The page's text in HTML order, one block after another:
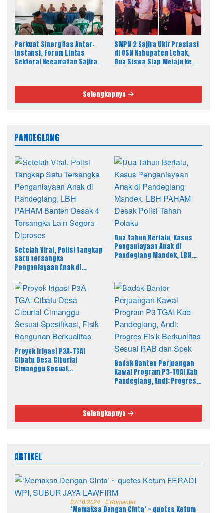
Perkuat Sinergitas Antar-
Instansi, Forum Lintas
Sektoral Kecamatan Sajira
SMPN 2 Sajira Ukir Prestasi
di OSN Kabupaten Lebak,
Dua Siswa Siap Melaju ke
Selengkapnya
PANDEGLANG
Setelah Viral, Polisi Tangkap
Satu Tersangka
Penganiayaan Anak di
Banten Desak 4 Tersangka
Lain Segera Diproses
Dua Tahun Berlalu, Kasus
Penganiayaan Anak di
Pandeglang Mandek, LBH
Proyek Irigasi P3A-TGAI
Cibatu Desa Ciburial
Cimanggu Sesuai
Badak Banten Perjuangan
Kawal Program P3-TGAI Kab
Pandeglang, Andi: Progres
Selengkapnya
ARTIKEL
07/10/2024 0 Komentar
‘Memaksa Dengan Cinta’ ~ quotes Ketum